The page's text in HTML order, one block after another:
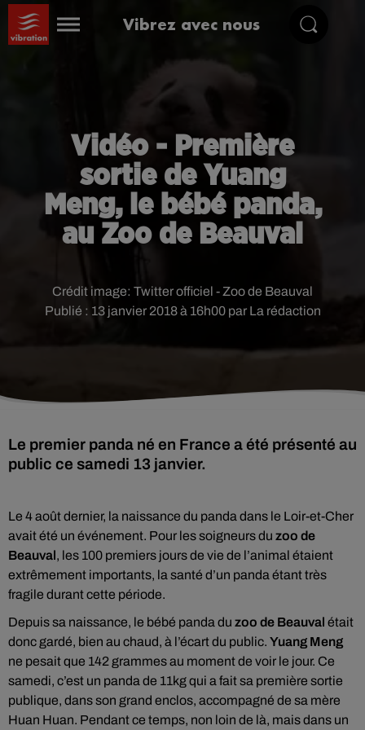
Vibrez avec nous
Vidéo - Première
sortie de Yuang
Meng, le bébé panda,
au Zoo de Beauval
Publié : 13 janvier 2018 à 16h00 par La rédaction
Crédit image: Twitter officiel - Zoo de Beauval
Le premier panda né en France a été présenté au
public ce samedi 13 janvier.
Le 4 août dernier, la naissance du panda dans le Loir-et-Cher
avait été un événement. Pour les soigneurs du zoo de
Beauval, les 100 premiers jours de vie de l’animal étaient
extrêmement importants, la santé d’un panda étant très
fragile durant cette période.
Depuis sa naissance, le bébé panda du zoo de Beauval était
donc gardé, bien au chaud, à l’écart du public. Yuang Meng
ne pesait que 142 grammes au moment de voir le jour. Ce
samedi, c’est un panda de 11kg qui a fait sa première sortie
publique, dans son grand enclos, accompagné de sa mère
Huan Huan. Pendant ce temps, non loin de là, mais dans un